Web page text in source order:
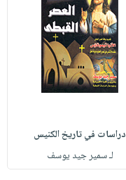
دراسات في تاريخ الكنيس
لـ سمير جيد يوسف